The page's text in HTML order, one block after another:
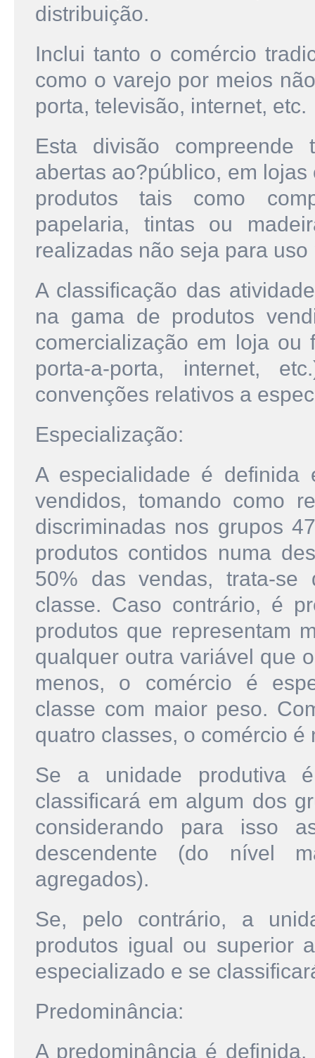
distribuição.
Inclui tanto o comércio
como o varejo por meios
porta, televisão, internet, etc.
Esta divisão compreende
abertas ao?público, em
produtos tais como
papelaria, tintas ou
realizadas não seja para
A classificação das
na gama de produtos
comercialização em loja
porta-a-porta, internet,
convenções relativos a
Especialização:
A especialidade é
vendidos, tomando como
discriminadas nos grupos
produtos contidos numa
50% das vendas, trata-se
classe. Caso contrário, é
produtos que representam
qualquer outra variável que
menos, o comércio é
classe com maior peso.
quatro classes, o comércio
Se a unidade produtiva
classificará em algum dos
considerando para isso
descendente (do nível
agregados).
Se, pelo contrário, a
produtos igual ou superior
especializado e se
Predominância:
A predominância é